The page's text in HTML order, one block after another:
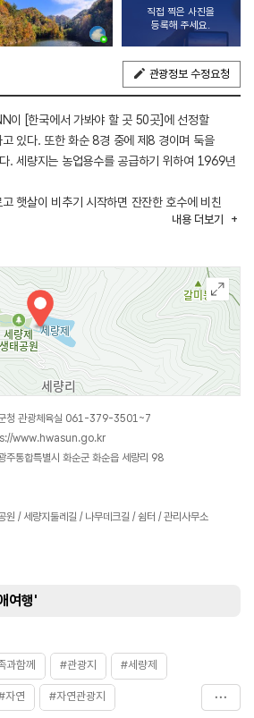
직접 찍은 사진을
등록해 주세요.
관광정보 수정요청
이 [한국에서 가봐야 할 곳 50곳]에 선정할
있다. 또한 화순 8경 중에 제8 경이며 둑을
. 세량지는 농업용수를 공급하기 위하여 1969년
햇살이 비추기 시작하면 잔잔한 호수에 비친
면 위에 거울에 비추듯 그대로 투영되어
년 봄 화순을 찾고 있다. 여름이면 세량지를
며 평화로운 물가를 호젓하게 즐기기 적당하고
물든 산과 어울려 그 풍경이 매우 아름답다.
리는 겨울까지 계절을 초월해 경치를 즐기며
.
이 있고 둘레길과 세량 누리길이 조성되어 있다.
내용 더보기
청 관광체육실 061-379-3501~7
www.hwasun.go.kr
주통합특별시 화순군 화순읍 세량리 98
원 / 세량지둘레길 / 나무데크길 / 쉼터 / 관리사무소
여행'
과함께 #관광지 #세량제
자연 #자연관광지